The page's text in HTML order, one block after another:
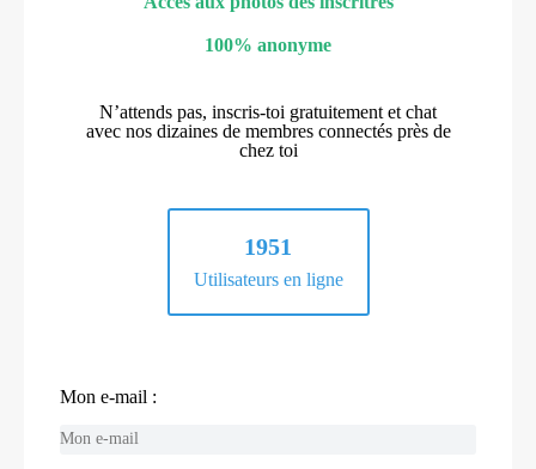
100% anonyme
N’attends pas, inscris-toi gratuitement et chat
avec nos dizaines de membres connectés près de
chez toi
1951
Utilisateurs en ligne
Mon e-mail :